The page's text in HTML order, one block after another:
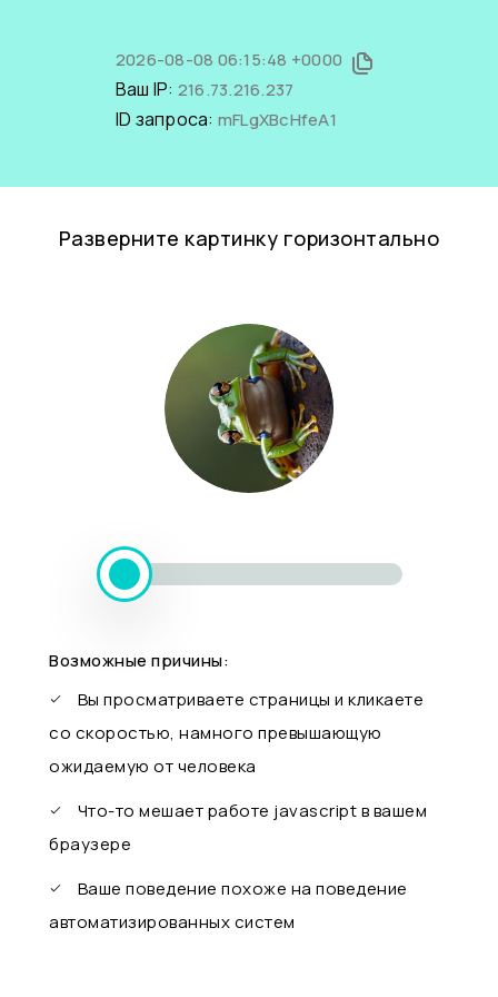
2026-08-08 06:15:48 +0000
Ваш IP: 216.73.216.237
ID запроса: mFLgXBcHfeA1
Разверните картинку горизонтально
Возможные причины:
Вы просматриваете страницы и кликаете
со скоростью, намного превышающую
ожидаемую от человека
Что-то мешает работе javascript в вашем
браузере
Ваше поведение похоже на поведение
автоматизированных систем